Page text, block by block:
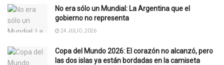
No era sólo un Mundial: La Argentina que el
gobierno no representa
24 JULIO, 2026
Copa del Mundo 2026: El corazón no alcanzó, pero
las dos islas ya están bordadas en la camiseta